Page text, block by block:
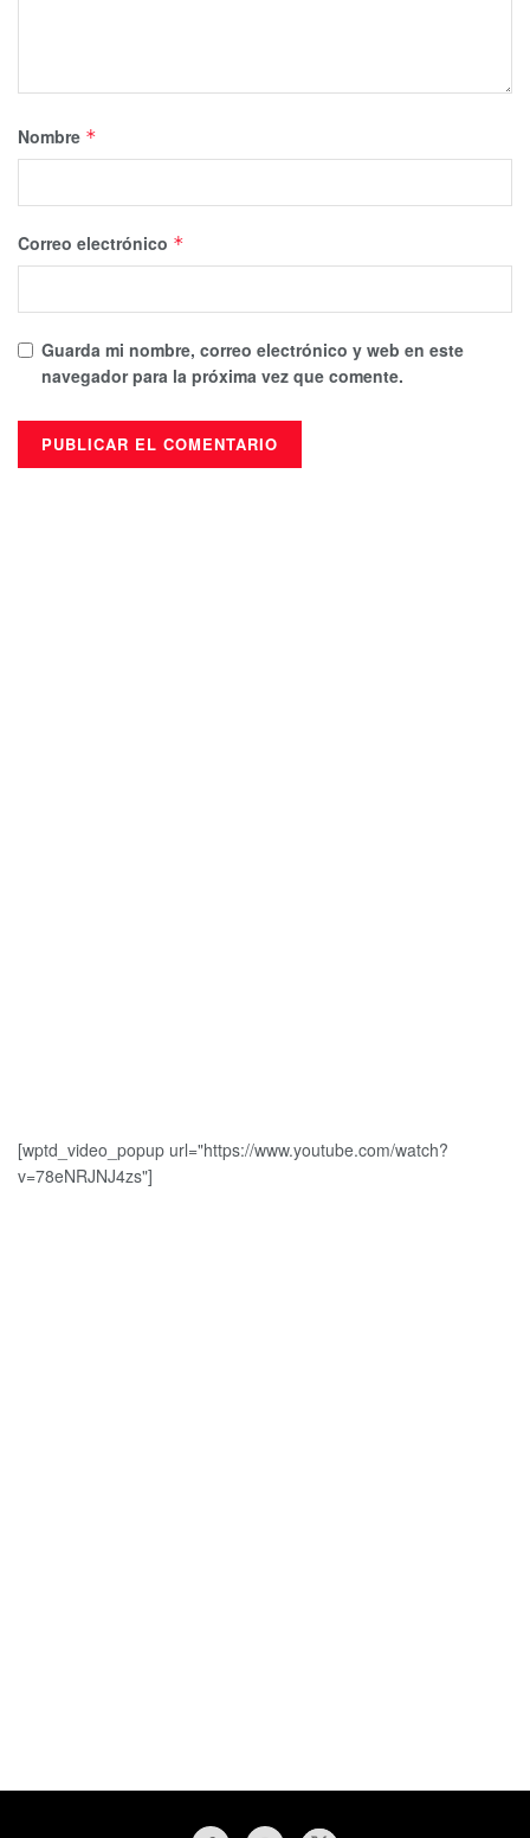
Nombre *
Correo electrónico *
Guarda mi nombre, correo electrónico y web en este
navegador para la próxima vez que comente.
[wptd_video_popup url="https://www.youtube.com/watch?
v=78eNRJNJ4zs"]